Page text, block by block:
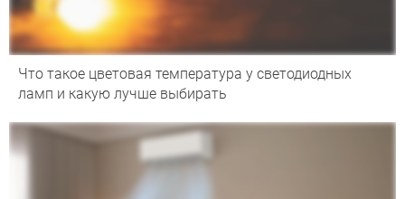
Что такое цветовая температура у светодиодных
ламп и какую лучше выбирать